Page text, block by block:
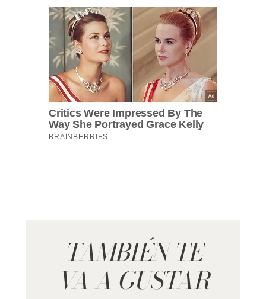
TAMBIÉN TE
VA A GUSTAR